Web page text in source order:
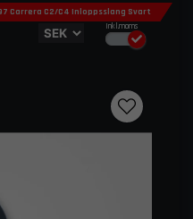
Inkl.moms
Carrera C2/C4 Inloppsslang Svart